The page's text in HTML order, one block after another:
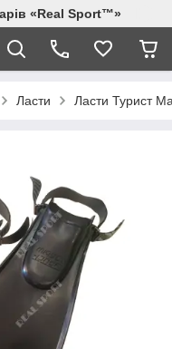
«Real Sport™»
Ласти Ласти Турист